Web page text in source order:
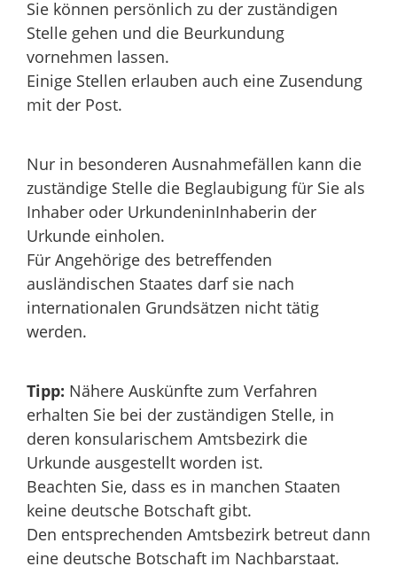
Sie können persönlich zu der zuständigen
Stelle gehen und die Beurkundung
vornehmen lassen.
Einige Stellen erlauben auch eine Zusendung
mit der Post.
Nur in besonderen Ausnahmefällen kann die
zuständige Stelle die Beglaubigung für Sie als
Inhaber oder UrkundeninInhaberin der
Urkunde einholen.
Für Angehörige des betreffenden
ausländischen Staates darf sie nach
internationalen Grundsätzen nicht tätig
werden.
Tipp: Nähere Auskünfte zum Verfahren
erhalten Sie bei der zuständigen Stelle, in
deren konsularischem Amtsbezirk die
Urkunde ausgestellt worden ist.
Beachten Sie, dass es in manchen Staaten
keine deutsche Botschaft gibt.
Den entsprechenden Amtsbezirk betreut dann
eine deutsche Botschaft im Nachbarstaat.